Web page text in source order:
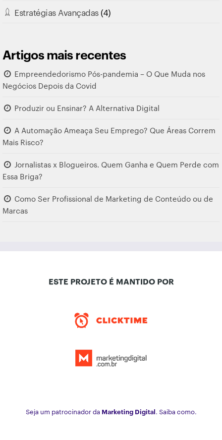
Estratégias Avançadas(4)
Artigos mais recentes
Empreendedorismo Pós-pandemia – O Que Muda nos
Negócios Depois da Covid
Produzir ou Ensinar? A Alternativa Digital
A Automação Ameaça Seu Emprego? Que Áreas Correm
Mais Risco?
Jornalistas x Blogueiros. Quem Ganha e Quem Perde com
Essa Briga?
Como Ser Profissional de Marketing de Conteúdo ou de
Marcas
ESTE PROJETO É MANTIDO POR
Seja um patrocinador da Marketing Digital. Saiba como.